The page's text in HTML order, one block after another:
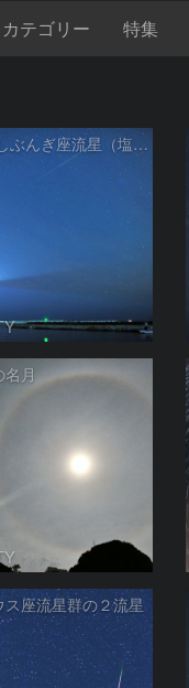
カテゴリー 特集
2016年しぶんぎ座流星（塩屋埼）
名月
ス座流星群の２流星